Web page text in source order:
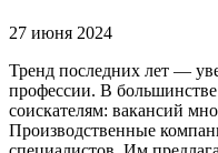
27 июня 2024
Тренд последних лет —
профессии. В
соискателям: вакансий
Производственные